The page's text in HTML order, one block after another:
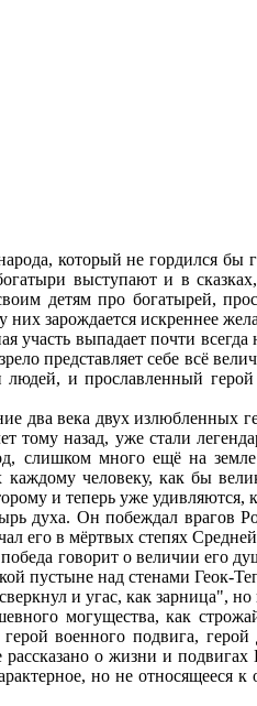
который не гордился бы
выступают и в
детям про богатырей,
них зарождается искреннее
участь выпадает почти
представляет себе всё
людей, и прославленный
два века двух
тому назад, уже стали
слишком много ещё на
каждому человеку, как бы
и теперь уже удивляются,
духа. Он побеждал врагов
его в мёртвых степях
говорит о величии его
пустыне над стенами Геок-
и угас, как зарница",
могущества, как
военного подвига,
о жизни и
но не относящееся к